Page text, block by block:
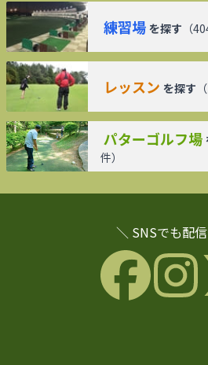
練習場 を探す （
レッスン を探す （
パターゴルフ場
件）
＼ SNSでも配